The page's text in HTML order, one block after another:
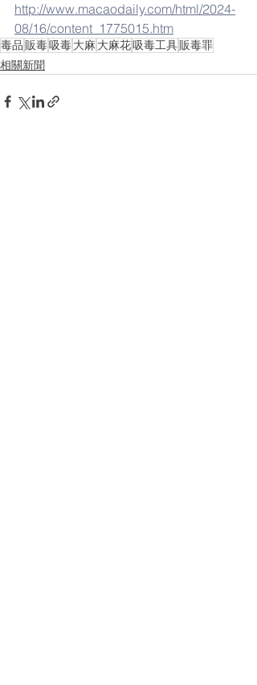
http://www.macaodaily.com/html/2024-
08/16/content_1775015.htm
毒品販毒吸毒大麻 大麻花吸毒工具販毒罪
相關新聞